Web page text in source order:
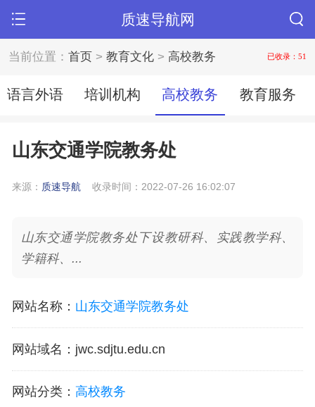
质速导航网
当前位置：首页 >教育文化 >高校教务 已收录：51
语言外语 培训机构 高校教务 教育服务
山东交通学院教务处
来源： 质速导航 收录时间：2022-07-26 16:02:07
山东交通学院教务处下设教研科、实践教学科、
学籍科、...
网站名称： 山东交通学院教务处
网站域名 ： jwc.sdjtu.edu.cn
网站分类： 高校教务